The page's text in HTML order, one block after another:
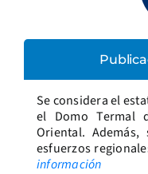
Se considera el
el Domo Termal
Oriental.
esfuerzos
información